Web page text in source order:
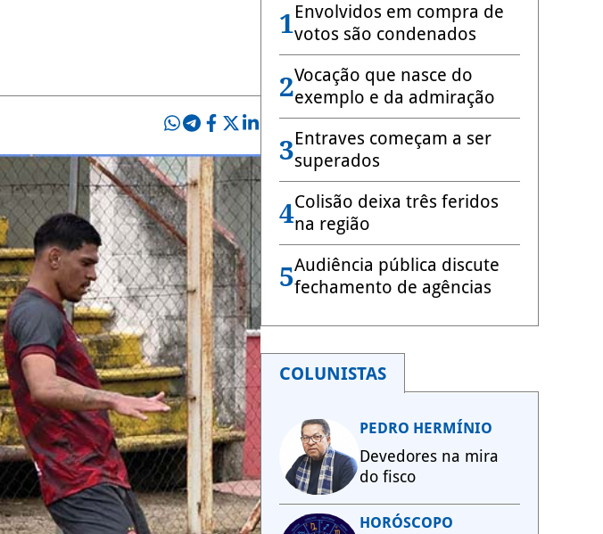
1Envolvidos em compra de
votos são condenados
2Vocação que nasce do
exemplo e da admiração
3Entraves começam a ser
superados
4Colisão deixa três feridos
na região
5Audiência pública discute
fechamento de agências
COLUNISTAS
PEDRO HERMÍNIO
Devedores na mira
do fisco
HORÓSCOPO